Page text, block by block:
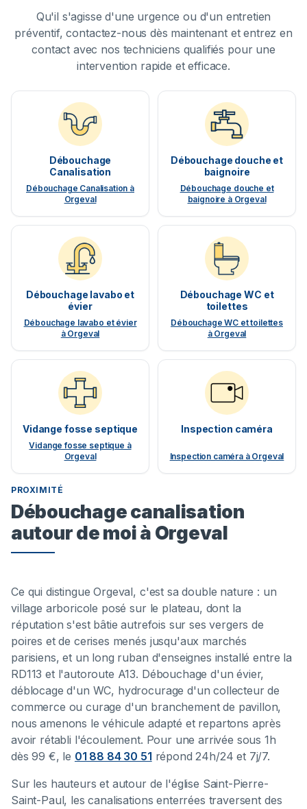
Qu'il s'agisse d'une urgence ou d'un entretien
préventif, contactez-nous dès maintenant et entrez en
contact avec nos techniciens qualifiés pour une
intervention rapide et efficace.
Débouchage
Canalisation
Débouchage Canalisation à
Orgeval
Débouchage douche et
baignoire
Débouchage douche et
baignoire à Orgeval
Débouchage lavabo et
évier
Débouchage lavabo et évier
à Orgeval
Débouchage WC et
toilettes
Débouchage WC et toilettes
à Orgeval
Vidange fosse septique
Vidange fosse septique à
Orgeval
Inspection caméra
Inspection caméra à Orgeval
PROXIMITÉ
Débouchage canalisation
autour de moi à Orgeval
Ce qui distingue Orgeval, c'est sa double nature : un
village arboricole posé sur le plateau, dont la
réputation s'est bâtie autrefois sur ses vergers de
poires et de cerises menés jusqu'aux marchés
parisiens, et un long ruban d'enseignes installé entre la
RD113 et l'autoroute A13. Débouchage d'un évier,
déblocage d'un WC, hydrocurage d'un collecteur de
commerce ou curage d'un branchement de pavillon,
nous amenons le véhicule adapté et repartons après
avoir rétabli l'écoulement. Pour une arrivée sous 1h
dès 99 €, le 01 88 84 30 51 répond 24h/24 et 7j/7.
Sur les hauteurs et autour de l'église Saint-Pierre-
Saint-Paul, les canalisations enterrées traversent des